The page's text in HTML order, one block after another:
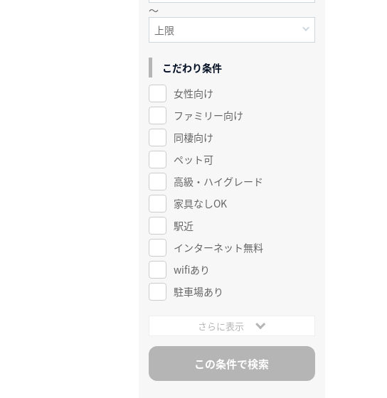
～
こだわり条件
女性向け
ファミリー向け
同棲向け
ペット可
高級・ハイグレード
家具なしOK
駅近
インターネット無料
wifiあり
駐車場あり
さらに表示